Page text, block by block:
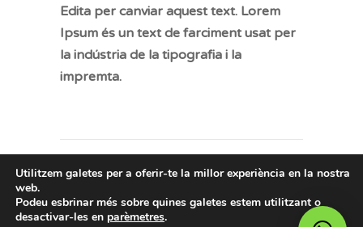
Edita per canviar aquest text. Lorem
Ipsum és un text de farciment usat per
la indústria de la tipografia i la
impremta.
© 2024 Gabinet Psicològic Tena. Tots
Utilitzem galetes per a oferir-te la millor experiència en la nostra
web.
Podeu esbrinar més sobre quines galetes estem utilitzant o
desactivar-les en parèmetres.